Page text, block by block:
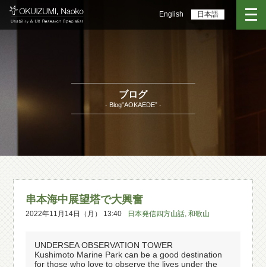
English 日本語
ブログ
- Blog”AOKAEDE” -
串本海中展望塔で大興奮
2022年11月14日（月） 13:40 日本発信四方山話,和歌山
UNDERSEA OBSERVATION TOWER
Kushimoto Marine Park can be a good destination
for those who love to observe the lives under the